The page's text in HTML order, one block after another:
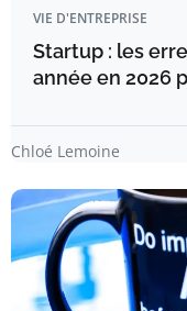
VIE D'ENTREPRISE
Startup : les
année en 2026
Chloé Lemoine